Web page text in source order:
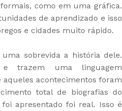
como em uma gráfica.
de aprendizado e isso
e cidades muito rápido.
sobrevida a história dele.
trazem uma linguagem
acontecimentos foram
total de biografias do
apresentado foi real. Isso é